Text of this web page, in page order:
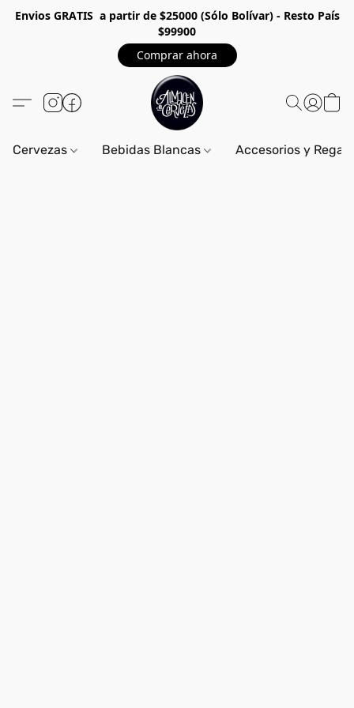
Envios GRATIS a partir de $25000 (Sólo Bolívar) - Resto País
$99900
Comprar ahora
Cervezas Bebidas Blancas Accesorios y